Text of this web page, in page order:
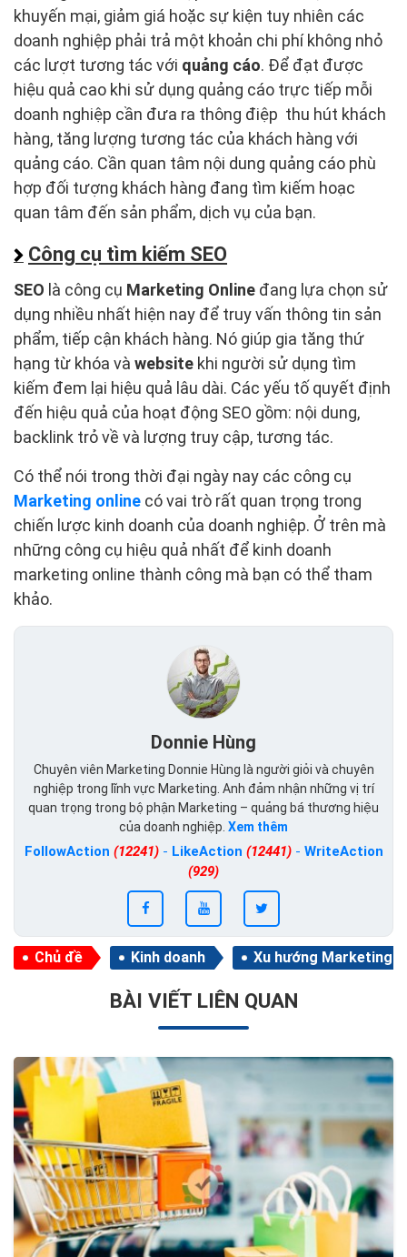
khuyến mại, giảm giá hoặc sự kiện tuy nhiên các
doanh nghiệp phải trả một khoản chi phí không nhỏ
các lượt tương tác với quảng cáo. Để đạt được
hiệu quả cao khi sử dụng quảng cáo trực tiếp mỗi
doanh nghiệp cần đưa ra thông điệp thu hút khách
hàng, tăng lượng tương tác của khách hàng với
quảng cáo. Cần quan tâm nội dung quảng cáo phù
hợp đối tượng khách hàng đang tìm kiếm hoạc
quan tâm đến sản phẩm, dịch vụ của bạn.
Công cụ tìm kiếm SEO
SEO là công cụ Marketing Online đang lựa chọn sử
dụng nhiều nhất hiện nay để truy vấn thông tin sản
phẩm, tiếp cận khách hàng. Nó giúp gia tăng thứ
hạng từ khóa và website khi người sử dụng tìm
kiếm đem lại hiệu quả lâu dài. Các yếu tố quyết định
đến hiệu quả của hoạt động SEO gồm: nội dung,
backlink trỏ về và lượng truy cập, tương tác.
Có thể nói trong thời đại ngày nay các công cụ
Marketing online có vai trò rất quan trọng trong
chiến lược kinh doanh của doanh nghiệp. Ở trên mà
những công cụ hiệu quả nhất để kinh doanh
marketing online thành công mà bạn có thể tham
khảo.
Donnie Hùng
Chuyên viên Marketing Donnie Hùng là người giỏi và chuyên
nghiệp trong lĩnh vực Marketing. Anh đảm nhận những vị trí
quan trọng trong bộ phận Marketing – quảng bá thương hiệu
của doanh nghiệp. Xem thêm
FollowAction (12241)- LikeAction (12441)- WriteAction
(929)
Chủ đề Kinh doanh Xu hướng Marketing
BÀI VIẾT LIÊN QUAN